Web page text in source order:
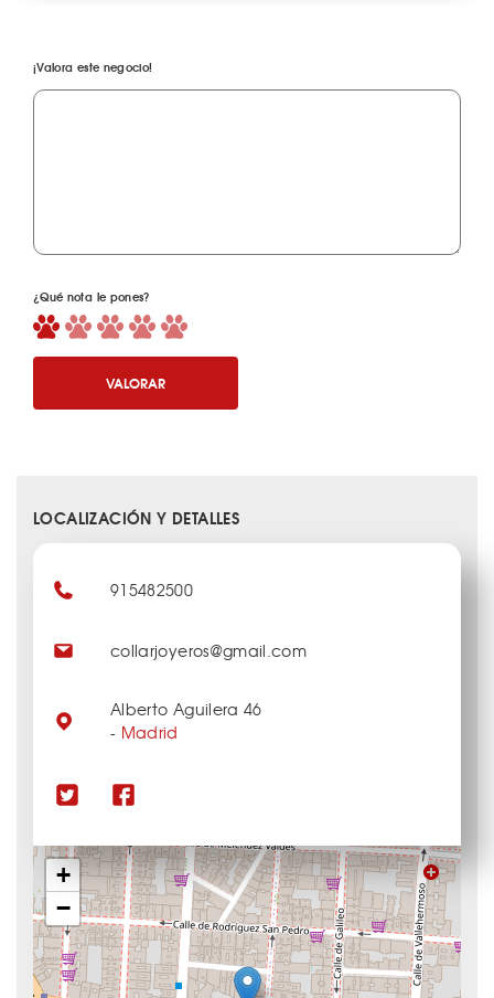
¡Valora este negocio!
¿Qué nota le pones?
VALORAR
LOCALIZACIÓN Y DETALLES
+
−
915482500
collarjoyeros@gmail.com
Alberto Aguilera 46
- Madrid